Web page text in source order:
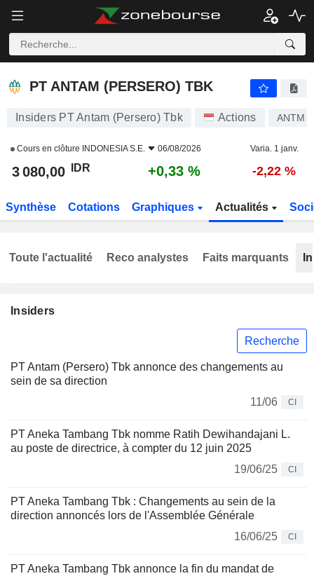
PT ANTAM (PERSERO) TBK
Insiders PT Antam (Persero) Tbk Actions ANTM
Cours en clôture INDONESIA S.E. 06/08/2026 Varia. 1 janv.
3 080,00 IDR +0,33 % -2,22 %
Synthèse Cotations Graphiques Actualités
Insiders
Recherche
PT Antam (Persero) Tbk annonce des changements au
sein de sa direction
11/06
CI
PT Aneka Tambang Tbk nomme Ratih Dewihandajani L.
au poste de directrice, à compter du 12 juin 2025
19/06/25
CI
PT Aneka Tambang Tbk : Changements au sein de la
direction annoncés lors de l'Assemblée Générale
16/06/25
CI
PT Aneka Tambang Tbk annonce la fin du mandat de
Toute l'actualité Reco analystes Faits marquants